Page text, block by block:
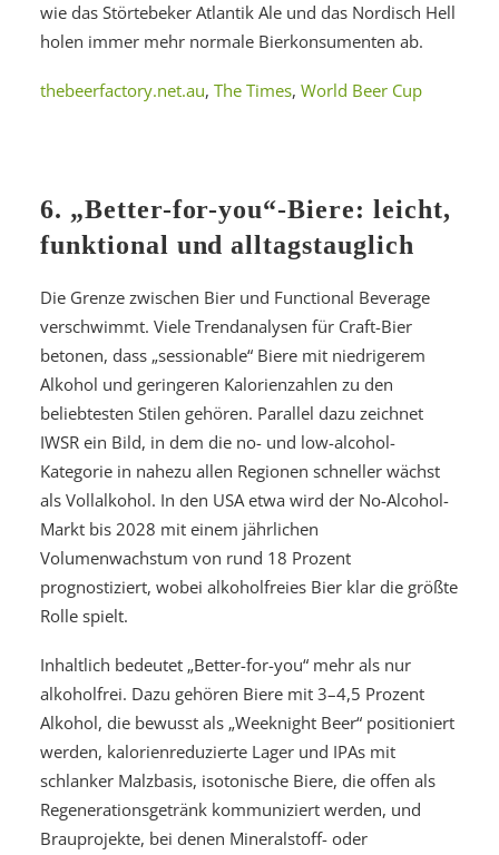
wie das Störtebeker Atlantik Ale und das Nordisch Hell
holen immer mehr normale Bierkonsumenten ab.
thebeerfactory.net.au, The Times, World Beer Cup
6. „Better-for-you“-Biere: leicht,
funktional und alltagstauglich
Die Grenze zwischen Bier und Functional Beverage
verschwimmt. Viele Trendanalysen für Craft-Bier
betonen, dass „sessionable“ Biere mit niedrigerem
Alkohol und geringeren Kalorienzahlen zu den
beliebtesten Stilen gehören. Parallel dazu zeichnet
IWSR ein Bild, in dem die no- und low-alcohol-
Kategorie in nahezu allen Regionen schneller wächst
als Vollalkohol. In den USA etwa wird der No-Alcohol-
Markt bis 2028 mit einem jährlichen
Volumenwachstum von rund 18 Prozent
prognostiziert, wobei alkoholfreies Bier klar die größte
Rolle spielt.
Inhaltlich bedeutet „Better-for-you“ mehr als nur
alkoholfrei. Dazu gehören Biere mit 3–4,5 Prozent
Alkohol, die bewusst als „Weeknight Beer“ positioniert
werden, kalorienreduzierte Lager und IPAs mit
schlanker Malzbasis, isotonische Biere, die offen als
Regenerationsgetränk kommuniziert werden, und
Brauprojekte, bei denen Mineralstoff- oder